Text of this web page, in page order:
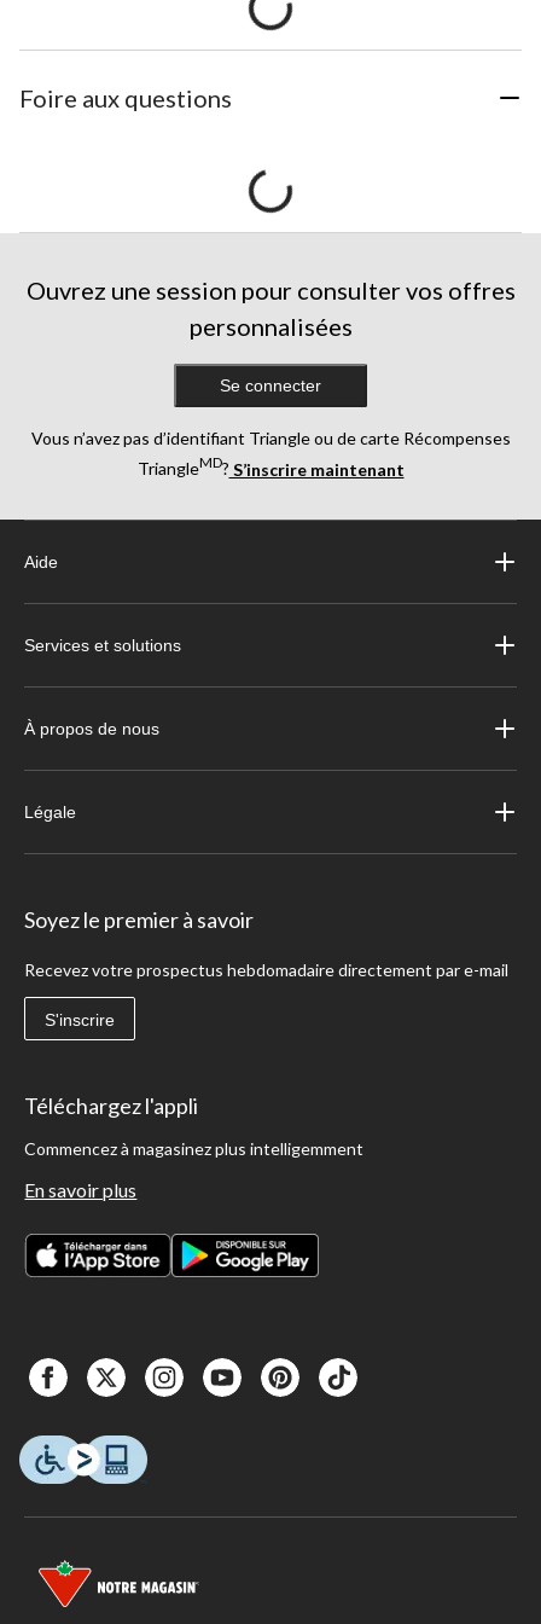
Foire aux questions
Ouvrez une session pour consulter vos offres
personnalisées
Se connecter
Vous n’avez pas d’identifiant Triangle ou de carte Récompenses
TriangleMD? S’inscrire maintenant
Aide
Services et solutions
À propos de nous
Légale
Soyez le premier à savoir
Recevez votre prospectus hebdomadaire directement par e-mail
S'inscrire
Téléchargez l'appli
Commencez à magasinez plus intelligemment
En savoir plus